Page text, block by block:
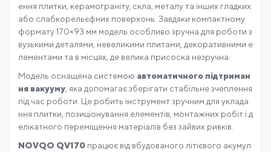
ення плитки, керамограніту, скла, металу та інших гладких
або слабкорельєфних поверхонь. Завдяки компактному
формату 170×93 мм модель особливо зручна для роботи з
вузькими деталями, невеликими плитами, декоративними е
лементами та в місцях, де велика присоска незручна.
Модель оснащена системою автоматичного підтриман
ня вакууму , яка допомагає зберігати стабільне зчеплення
під час роботи. Це робить інструмент зручним для уклада
ння плитки, позиціонування елементів, монтажних робіт і д
елікатного переміщення матеріалів без зайвих ривків.
NOVQO QV170 працює від вбудованого літієвого акумул